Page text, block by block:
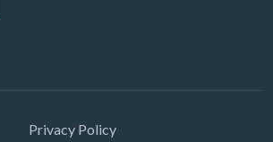
Privacy Policy